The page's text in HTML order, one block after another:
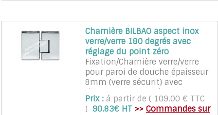
Les charnières sont vendues à
l'unité.
Recommandé pour porte en
verre d'un poids maximum de
35 Kg et d'une largeur
maximum de 700 mm.
2 charnières sont nécessaires
pour une porte (quantité 2 à
sélectionner)
Charnière BILBAO aspect inox
verre/verre 180 degrés avec
réglage du point zéro
Fixation/Charnière verre/verre
pour paroi de douche épaisseur
8mm (verre sécurit) avec
règlage du point zéro. Cette
charnière nécessite un
Prix : á partir de ( 109.00 € TTC
) 90.83€ HT >> Commandes sur